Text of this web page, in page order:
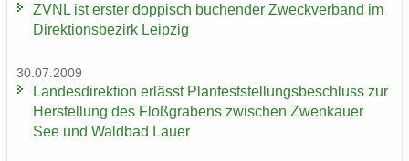
ZVNL ist ers­ter dop­pisch bu­chen­der Zweck­ver­band im
Di­rek­ti­ons­be­zirk Leip­zig
30.07.2009
Lan­des­di­rek­ti­on er­lässt Plan­fest­stel­lungs­be­schluss zur
Her­stel­lung des Floß­gra­bens zwi­schen Zwenkau­er
See und Wald­bad Lauer